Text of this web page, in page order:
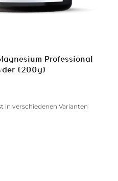
Professional
(200g)
in verschiedenen Varianten